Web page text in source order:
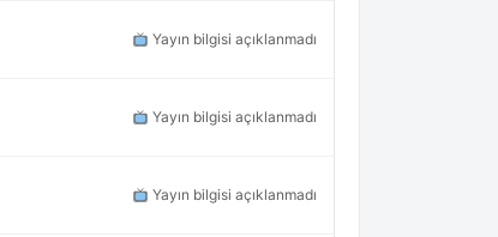
Yayın bilgisi açıklanmadı
Yayın bilgisi açıklanmadı
Yayın bilgisi açıklanmadı